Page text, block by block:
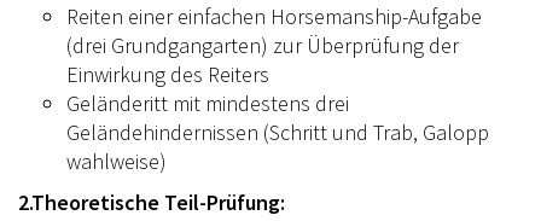
Reiten einer einfachen Horsemanship-Aufgabe
(drei Grundgangarten) zur Überprüfung der
Einwirkung des Reiters
Geländeritt mit mindestens drei
Geländehindernissen (Schritt und Trab, Galopp
wahlweise)
2.Theoretische Teil-Prüfung: